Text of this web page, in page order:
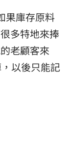
果庫存原料
多特地來捧
老顧客來
以後只能記